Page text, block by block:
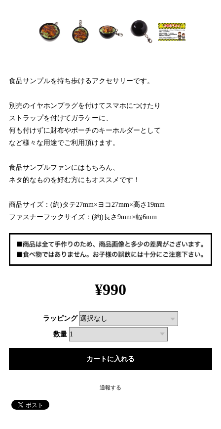
食品サンプルを持ち歩けるアクセサリーです。
別売のイヤホンプラグを付けてスマホにつけたり
ストラップを付けてガラケーに、
何も付けずに財布やポーチのキーホルダーとして
など様々な用途でご利用頂けます。
食品サンプルファンにはもちろん、
ネタ的なものを好む方にもオススメです！
商品サイズ：(約)タテ27mm×ヨコ27mm×高さ19mm
ファスナーフックサイズ：(約)長さ9mm×幅6mm
¥990
ラッピング
数量
通報する